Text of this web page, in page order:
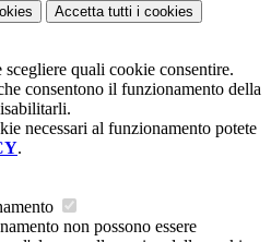
Accetta tutti i cookies
scegliere quali cookie consentire.
consentono il funzionamento della
necessari al funzionamento potete
.
non possono essere